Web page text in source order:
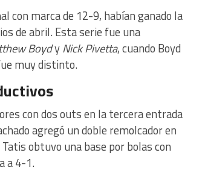
con marca de 12-9, habían ganado la
de abril. Esta serie fue una
BoydyNick Pivetta, cuando Boyd
muy distinto.
con dos outs en la tercera entrada
agregó un doble remolcador en
obtuvo una base por bolas con
a 4-1.